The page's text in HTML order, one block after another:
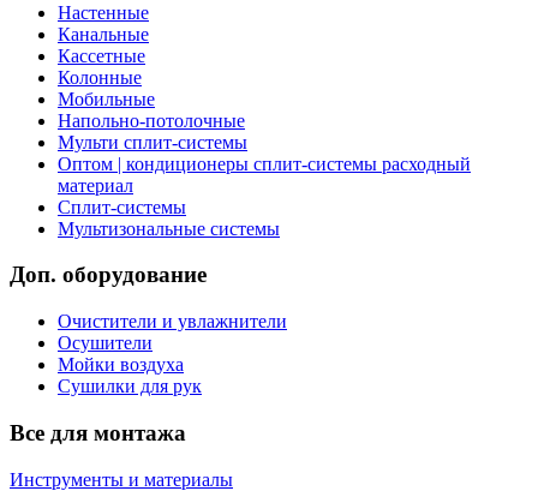
Настенные
Канальные
Кассетные
Колонные
Мобильные
Напольно-потолочные
Мульти сплит-системы
Оптом | кондиционеры сплит-системы расходный
материал
Сплит-системы
Мультизональные системы
Доп. оборудование
Очистители и увлажнители
Осушители
Мойки воздуха
Сушилки для рук
Все для монтажа
Инструменты и материалы